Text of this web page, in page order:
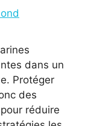
dans un
Protéger
des
réduire